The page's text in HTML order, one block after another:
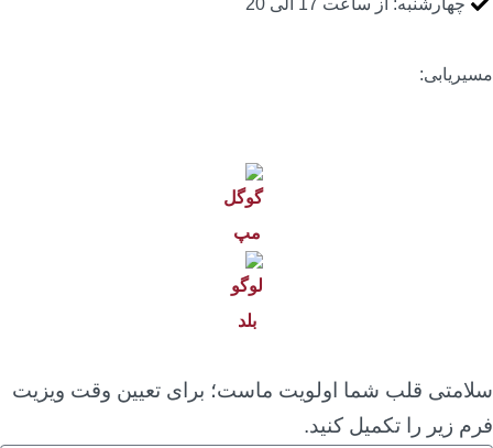
قلب شما اولویت ماست؛ برای تعیین وقت ویزیت
زیر را تکمیل کنید.